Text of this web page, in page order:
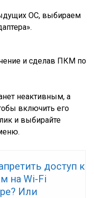
ОС, выбираем
и сделав ПКМ по
неактивным, а
включить его
и выбирайте
доступ к
на Wi-Fi
Или